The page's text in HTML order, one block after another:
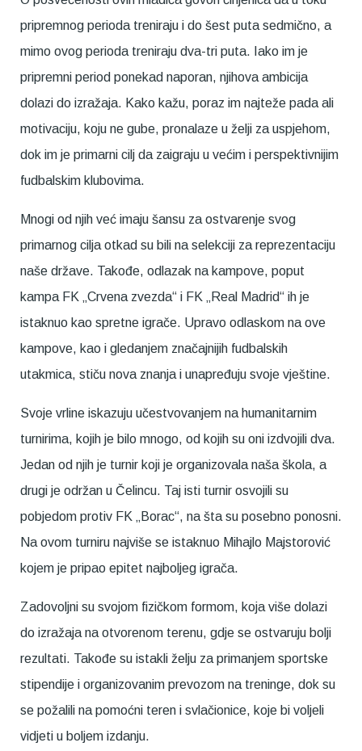
pripremnog perioda treniraju i do šest puta sedmično, a
mimo ovog perioda treniraju dva-tri puta. Iako im je
pripremni period ponekad naporan, njihova ambicija
dolazi do izražaja. Kako kažu, poraz im najteže pada ali
motivaciju, koju ne gube, pronalaze u želji za uspjehom,
dok im je primarni cilj da zaigraju u većim i perspektivnijim
fudbalskim klubovima.
Mnogi od njih već imaju šansu za ostvarenje svog
primarnog cilja otkad su bili na selekciji za reprezentaciju
naše države. Takođe, odlazak na kampove, poput
kampa FK „Crvena zvezda“ i FK „Real Madrid“ ih je
istaknuo kao spretne igrače. Upravo odlaskom na ove
kampove, kao i gledanjem značajnijih fudbalskih
utakmica, stiču nova znanja i unapređuju svoje vještine.
Svoje vrline iskazuju učestvovanjem na humanitarnim
turnirima, kojih je bilo mnogo, od kojih su oni izdvojili dva.
Jedan od njih je turnir koji je organizovala naša škola, a
drugi je održan u Čelincu. Taj isti turnir osvojili su
pobjedom protiv FK „Borac“, na šta su posebno ponosni.
Na ovom turniru najviše se istaknuo Mihajlo Majstorović
kojem je pripao epitet najboljeg igrača.
Zadovoljni su svojom fizičkom formom, koja više dolazi
do izražaja na otvorenom terenu, gdje se ostvaruju bolji
rezultati. Takođe su istakli želju za primanjem sportske
stipendije i organizovanim prevozom na treninge, dok su
se požalili na pomoćni teren i svlačionice, koje bi voljeli
vidjeti u boljem izdanju.